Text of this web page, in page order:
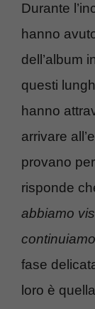
Durante
hanno
dell’album
questi
hanno
arrivare
provano
risponde
abbiamo
fase
loro è